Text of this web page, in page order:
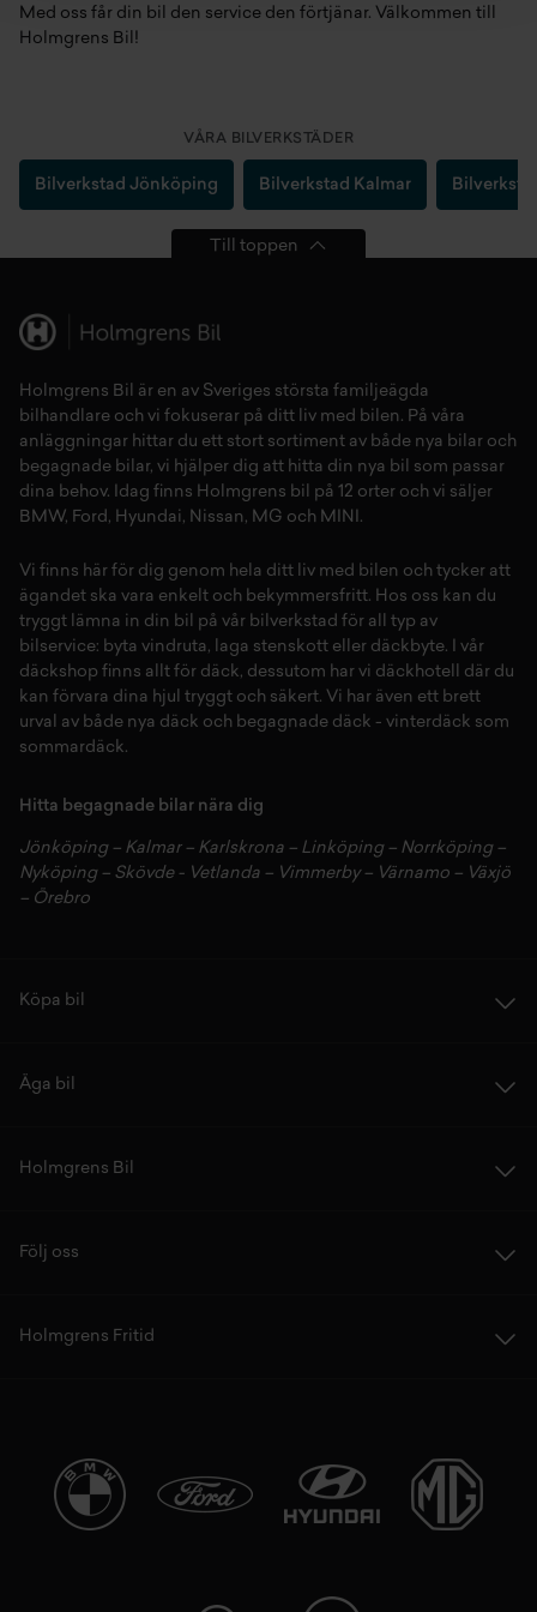
Behöver du oljebyte? Vår bilverkstad i Nyköping erbjuder
Övriga verkstadstjänster i Nyköping
Utöver service och reparation erbjuder vår bilverkstad i
och annat som krävs för att hålla bilen i toppskick året runt.
Boka tid på en verkstad för
bilen nära dig i Nyköping
Holmgrens Bilverkstad ligger centralt i Nyköping och är lätt att
nå för bilägare i hela regionen. Vi är en del av Holmgrens Bil –
en av Sveriges mest välkända bilverkstäder för olika
bilmodeller och bilmärken.
Holmgrens Bilverkstad i Nyköping - för dig som vill ha
Med oss får din bil den service den förtjänar. Välkommen till
Holmgrens Bil!⁠
VÅRA BILVERKSTÄDER
Bilverkstad Jönköping Bilverkstad Kalmar
Till toppen
Holmgrens Bil är en av Sveriges största familjeägda
bilhandlare och vi fokuserar på ditt liv med bilen. På våra
anläggningar hittar du ett stort sortiment av både nya bilar och
begagnade bilar, vi hjälper dig att hitta din nya bil som passar
dina behov. Idag finns Holmgrens bil på 12 orter och vi säljer
BMW, Ford , Hyundai, Nissan , MG och MINI .
Vi finns här för dig genom hela ditt liv med bilen och tycker att
ägandet ska vara enkelt och bekymmersfritt. Hos oss kan du
tryggt lämna in din bil på vår bilverkstad för all typ av
bilservice: byta vindruta, laga stenskott eller däckbyte. I vår
däckshop finns allt för däck, dessutom har vi däckhotell d är du
kan förvara dina hjul tryggt och säkert. Vi har även ett brett
urval av både nya däck och begagnade däck - vinterdäck som
sommardäck.
Hitta begagnade bilar nära dig
Jönköping– Kalmar – Karlskrona – Linköping– Norrköping–
Nyköping– Skövde- Vetlanda – Vimmerby– Värnamo – Växjö
– Örebro
Köpa bil
Äga bil
Holmgrens Bil
Följ oss
Holmgrens Fritid